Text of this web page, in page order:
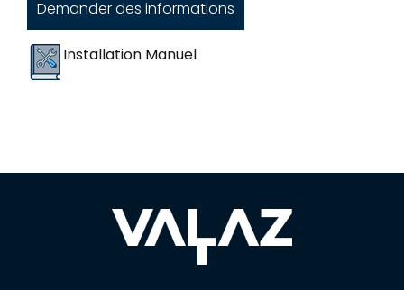
Demander des informations
Installation Manuel